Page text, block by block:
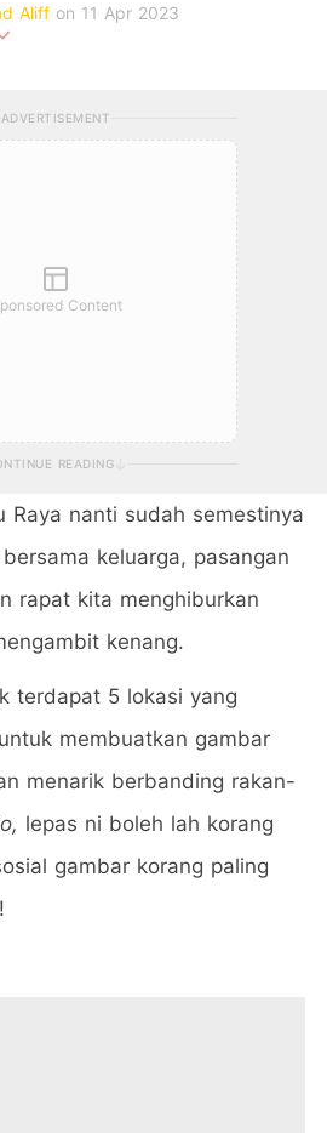
Aliff on 11 Apr 2023
ADVERTISEMENT
Content
READING
Raya nanti sudah semestinya
keluarga, pasangan
rapat kita menghiburkan
kenang.
terdapat 5 lokasi yang
membuatkan gambar
menarik berbanding rakan-
lepas ni boleh lah korang
gambar korang paling